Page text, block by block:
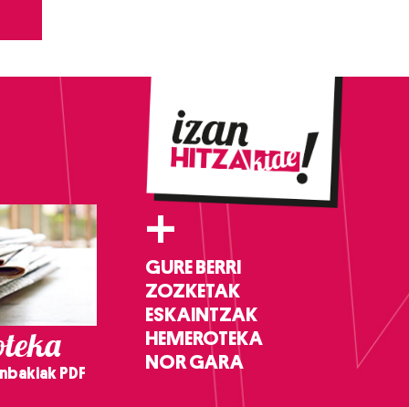
PDF
+
GURE BERRI
ZOZKETAK
ESKAINTZAK
HEMEROTEKA
NOR GARA